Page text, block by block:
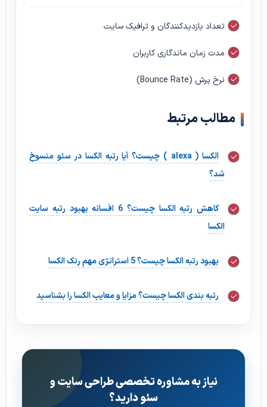
تعداد بازدیدکنندگان و ترافیک سایت
مدت زمان ماندگاری کاربران
نرخ پرش (Bounce Rate)
مطالب مرتبط
الکسا ( alexa ) چیست؟ آیا رتبه الکسا در سئو منسوخ
شد؟
کاهش رتبه الکسا چیست؟ 6 افسانه بهبود رتبه سایت
الکسا
بهبود رتبه الکسا چیست؟ 5 استراتژی مهم رنک الکسا
رتبه بندی الکسا چیست؟ مزایا و معایب الکسا را بشناسید
نیاز به مشاوره تخصصی طراحی سایت و
سئو دارید؟